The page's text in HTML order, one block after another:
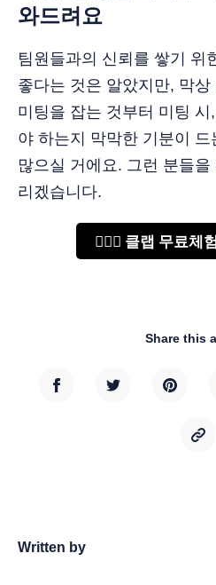
와드려요
팀원들과의 신뢰를 쌓기 위
좋다는 것은 알았지만, 막상
미팅을 잡는 것부터 미팅
야 하는지 막막한 기분이
많으실 거에요. 그런 분들
리겠습니다.
🙋🏻‍♂️ 클랩 무료체
Share this
Written by